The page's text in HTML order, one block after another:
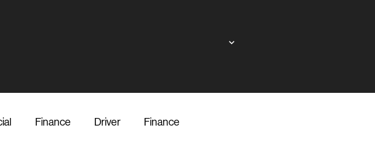
Finance Driver Finance